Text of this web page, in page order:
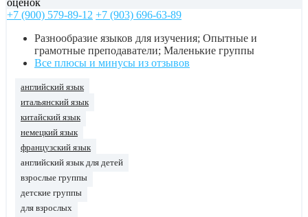
оценок
+7 (900) 579-89-12 +7 (903) 696-63-89
Разнообразие языков для изучения; Опытные и
грамотные преподаватели; Маленькие группы
Все плюсы и минусы из отзывов
английский язык
итальянский язык
китайский язык
немецкий язык
французский язык
английский язык для детей
взрослые группы
детские группы
для взрослых